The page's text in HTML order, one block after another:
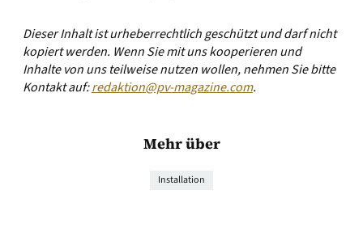
Dieser Inhalt ist urheberrechtlich geschützt und darf nicht
kopiert werden. Wenn Sie mit uns kooperieren und
Inhalte von uns teilweise nutzen wollen, nehmen Sie bitte
Kontakt auf:redaktion@pv-magazine.com.
Mehr über
Installation